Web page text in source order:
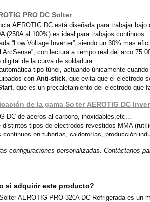
PRO DC Solter
AEROTIG DC está diseñada para trabajar
(250A al 100%) es ideal para trabajos continuos.
“Low Voltage Inverter”, siendo un 30% mas
ArcSense”, con lectura a tiempo real del arco
digital de la curva de soldadura.
tipo túnel, actuando únicamente
con Anti-stick, que evita que el electrodo
, que es un precaletamiento del electrodo que
de la gama Solter AEROTIG DC
DC de aceros al carbono, inoxidables,etc...
distintos tipos de electrodos revestidos MMA
continuos en tuberías, caldererías, producción
configuraciones personalizadas. Contáctanos
si adquirir este producto?
AEROTIG PRO 320A DC Refrigerada es